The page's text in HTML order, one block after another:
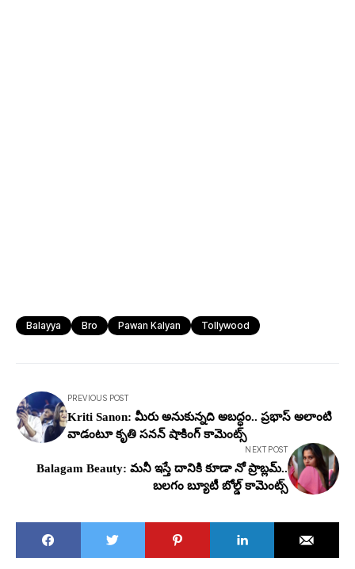
Balayya Bro Pawan Kalyan Tollywood
PREVIOUS POST
Kriti Sanon: మీరు అనుకున్న‌ది అబ‌ద్ధం.. ప్ర‌భాస్ అలాంటి
వాడంటూ కృతి స‌న‌న్ షాకింగ్ కామెంట్స్
NEXT POST
Balagam Beauty: మ‌నీ ఇస్తే దానికి కూడా నో ప్రాబ్ల‌మ్..
బ‌ల‌గం బ్యూటీ బోల్డ్ కామెంట్స్